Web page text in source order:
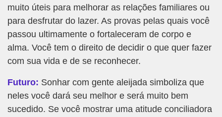
muito úteis para melhorar as relações familiares ou
para desfrutar do lazer. As provas pelas quais você
passou ultimamente o fortaleceram de corpo e
alma. Você tem o direito de decidir o que quer fazer
com sua vida e de se reconhecer.
Futuro: Sonhar com gente aleijada simboliza que
neles você dará seu melhor e será muito bem
sucedido. Se você mostrar uma atitude conciliadora